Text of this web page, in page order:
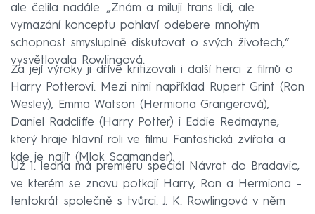
ale čelila nadále. „Znám a miluji trans lidi, ale
vymazání konceptu pohlaví odebere mnohým
schopnost smysluplně diskutovat o svých životech,“
vysvětlovala Rowlingová.
Za její výroky ji dříve kritizovali i další herci z filmů o
Harry Potterovi. Mezi nimi například Rupert Grint (Ron
Wesley), Emma Watson (Hermiona Grangerová),
Daniel Radcliffe (Harry Potter) i Eddie Redmayne,
který hraje hlavní roli ve filmu Fantastická zvířata a
kde je najít (Mlok Scamander).
Už 1. ledna má premiéru speciál Návrat do Bradavic,
ve kterém se znovu potkají Harry, Ron a Hermiona –
tentokrát společně s tvůrci. J. K. Rowlingová v něm